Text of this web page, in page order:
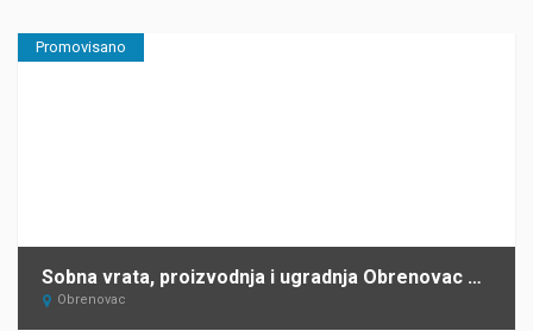
Promovisano
Sobna vrata, proizvodnja i ugradnja Obrenovac Dejan M
Obrenovac